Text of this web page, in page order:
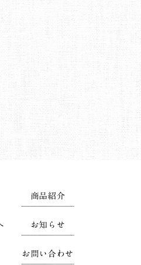
商品紹介
お知らせ
お問い合わせ